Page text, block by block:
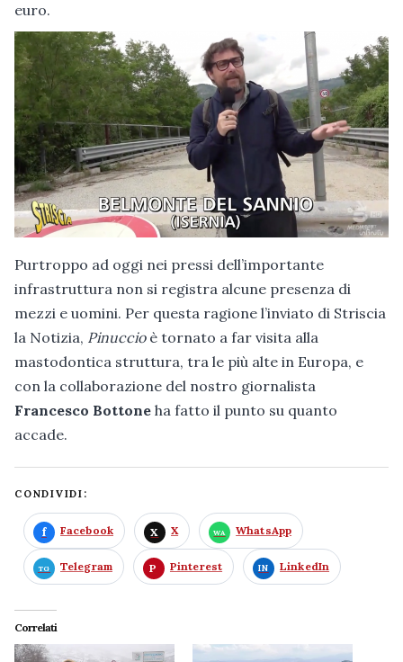
euro.
Purtroppo ad oggi nei pressi dell’importante
infrastruttura non si registra alcune presenza di
mezzi e uomini. Per questa ragione l’inviato di Striscia
la Notizia, Pinuccioè tornato a far visita alla
mastodontica struttura, tra le più alte in Europa, e
con la collaborazione del nostro giornalista
Francesco Bottone ha fatto il punto su quanto
accade.
CONDIVIDI:
Facebook X WhatsApp
Telegram Pinterest LinkedIn
Correlati